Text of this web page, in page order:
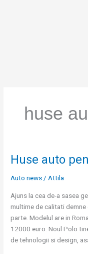
huse
Huse auto
Auto news / Attila
Ajuns la cea de-a sasea
multime de calitati
parte. Modelul are in
12000 euro. Noul Polo
de tehnologii si design,
Huse
pentru
Polo